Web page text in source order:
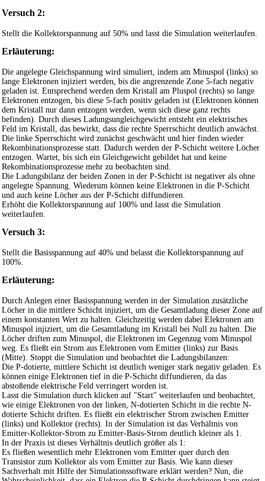
Versuch 2:
Stellt die Kollektorspannung auf 50% und lasst die Simulation weiterlaufen.
Erläuterung:
Die angelegte Gleichspannung wird simuliert, indem am Minuspol (links) so
lange Elektronen injiziert werden, bis die angrenzende Zone 5-fach negativ
geladen ist. Entsprechend werden dem Kristall am Pluspol (rechts) so lange
Elektronen entzogen, bis diese 5-fach positiv geladen ist (Elektronen können
dem Kristall nur dann entzogen werden, wenn sich diese ganz rechts
befinden). Durch dieses Ladungsungleichgewicht entsteht ein elektrisches
Feld im Kristall, das bewirkt, dass die rechte Sperrschicht deutlich anwächst.
Die linke Sperrschicht wird zunächst geschwächt und hier finden wieder
Rekombinationsprozesse statt. Dadurch werden der P-Schicht weitere Löcher
entzogen. Wartet, bis sich ein Gleichgewicht gebildet hat und keine
Rekombinationsprozesse mehr zu beobachten sind.
Die Ladungsbilanz der beiden Zonen in der P-Schicht ist negativer als ohne
angelegte Spannung. Wiederum können keine Elektronen in die P-Schicht
und auch keine Löcher aus der P-Schicht diffundieren.
Erhöht die Kollektorspannung auf 100% und lasst die Simulation
weiterlaufen.
Versuch 3:
Stellt die Basisspannung auf 40% und belasst die Kollektorspannung auf
100%.
Erläuterung:
Durch Anlegen einer Basisspannung werden in der Simulation zusätzliche
Löcher in die mittlere Schicht injiziert, um die Gesamtladung dieser Zone auf
einem konstanten Wert zu halten. Gleichzeitig werden dabei Elektronen am
Minuspol injiziert, um die Gesamtladung im Kristall bei Null zu halten. Die
Löcher driften zum Minuspol, die Elektronen im Gegenzug vom Minuspol
weg. Es fließt ein Strom aus Elektronen vom Emitter (links) zur Basis
(Mitte). Stoppt die Simulation und beobachtet die Ladungsbilanzen:
Die P-dotierte, mittlere Schicht ist deutlich weniger stark negativ geladen. Es
können einige Elektronen tief in die P-Schicht diffundieren, da das
abstoßende elektrische Feld verringert worden ist.
Lasst die Simulation durch klicken auf "Start" weiterlaufen und beobachtet,
wie einige Elektronen von der linken, N-dotierten Schicht in die rechte N-
dotierte Schicht driften. Es fließt ein elektrischer Strom zwischen Emitter
(links) und Kollektor (rechts). In der Simulation ist das Verhältnis von
Emitter-Kollektor-Strom zu Emitter-Basis-Strom deutlich kleiner als 1.
In der Praxis ist dieses Verhältnis deutlich größer als 1:
Es fließen wesentlich mehr Elektronen vom Emitter quer durch den
Transistor zum Kollektor als vom Emitter zur Basis. Wie kann dieser
Sachverhalt mit Hilfe der Simulationssoftware erklärt werden? Nun, die